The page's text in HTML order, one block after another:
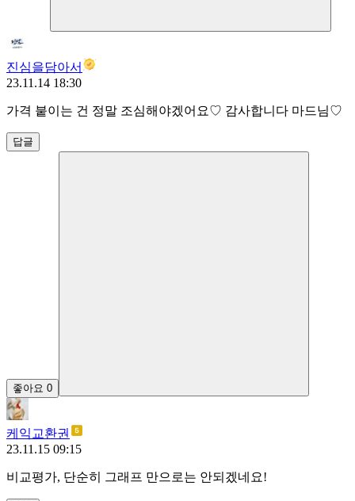
진심을담아서
23.11.14 18:30
가격 붙이는 건 정말 조심해야겠어요♡ 감사합니다 마드님♡
답글
좋아요 0
케익교환권
23.11.15 09:15
비교평가, 단순히 그래프 만으로는 안되겠네요!